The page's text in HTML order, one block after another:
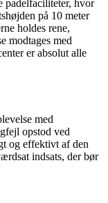
padelfaciliteter, hvor
på 10 meter
holdes rene,
modtages med
er absolut alle
med
opstod ved
og effektivt af den
indsats, der bør